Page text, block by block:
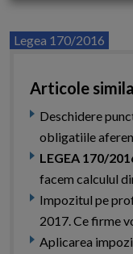
Legea 170/2016
Articole
Deschidere
obligatiile
LEGEA 170/
facem calculul
Impozitul pe
2017. Ce firme
Aplicarea